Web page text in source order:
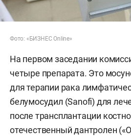
Фото: «БИЗНЕС Online»
На первом заседании
четыре препарата. Это
для терапии рака
белумосудил (Sanofi) для
после трансплантации
отечественный дантролен